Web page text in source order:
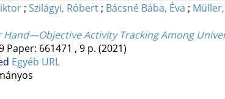
; Szilágyi, Róbert ; Bácsné Bába, Éva ;
Hand—Objective Activity Tracking Among
Paper: 661471 , 9 p. (2021)
Egyéb URL